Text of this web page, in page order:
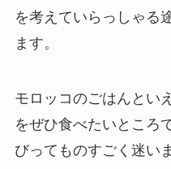
を考えていらっしゃる
ます。
モロッコのごはんとい
をぜひ食べたいところ
びってものすごく迷い